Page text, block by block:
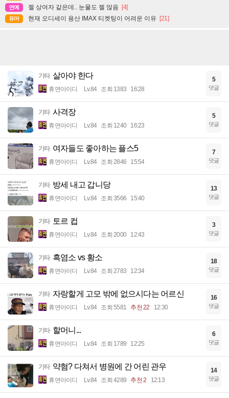
연예 젤 상여자 같은데.. 눈물도 젤 많음 [4]
유머 현재 오디세이 용산 IMAX 티켓팅이 어려운 이유 [21]
기타 살아야 한다
휴면아이디 Lv.84 조회 1383 16:28
5
댓글
기타 사격장
휴면아이디 Lv.84 조회 1240 16:23
5
댓글
기타 여자들도 좋아하는 플스5
휴면아이디 Lv.84 조회 2846 15:54
7
댓글
기타 방세 내고 갑니당
휴면아이디 Lv.84 조회 3566 15:40
13
댓글
기타 토르 컵
휴면아이디 Lv.84 조회 2000 12:43
3
댓글
기타 흑염소 vs 황소
휴면아이디 Lv.84 조회 2783 12:34
18
댓글
기타 자랑할게 고모 밖에 없으시다는 어르신
휴면아이디 Lv.84 조회 5581 추천 22 12:30
16
댓글
기타 할머니...
휴면아이디 Lv.84 조회 1789 12:25
6
댓글
기타 약혐? 다쳐서 병원에 간 어린 관우
휴면아이디 Lv.84 조회 4289 추천 2 12:13
14
댓글